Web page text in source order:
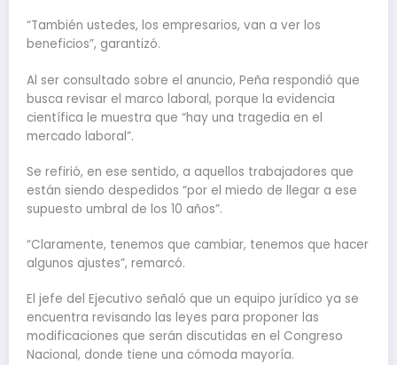
“También ustedes, los empresarios, van a ver los
beneficios”, garantizó.
Al ser consultado sobre el anuncio, Peña respondió que
busca revisar el marco laboral, porque la evidencia
científica le muestra que “hay una tragedia en el
mercado laboral”.
Se refirió, en ese sentido, a aquellos trabajadores que
están siendo despedidos “por el miedo de llegar a ese
supuesto umbral de los 10 años”.
“Claramente, tenemos que cambiar, tenemos que hacer
algunos ajustes”, remarcó.
El jefe del Ejecutivo señaló que un equipo jurídico ya se
encuentra revisando las leyes para proponer las
modificaciones que serán discutidas en el Congreso
Nacional, donde tiene una cómoda mayoría.